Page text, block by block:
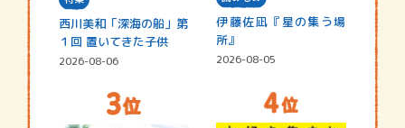
西川美和「深海の船」第
１回 置いてきた子供
2026-08-06
伊藤佐凪『星の集う場
所』
2026-08-05